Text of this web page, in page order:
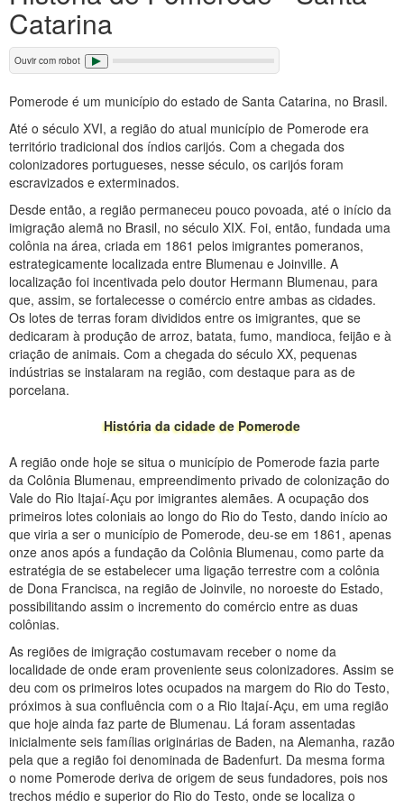
Catarina
Ouvir com robot
Pomerode é um município do estado de Santa Catarina, no Brasil.
Até o século XVI, a região do atual município de Pomerode era
território tradicional dos índios carijós. Com a chegada dos
colonizadores portugueses, nesse século, os carijós foram
escravizados e exterminados.
Desde então, a região permaneceu pouco povoada, até o início da
imigração alemã no Brasil, no século XIX. Foi, então, fundada uma
colônia na área, criada em 1861 pelos imigrantes pomeranos,
estrategicamente localizada entre Blumenau e Joinville. A
localização foi incentivada pelo doutor Hermann Blumenau, para
que, assim, se fortalecesse o comércio entre ambas as cidades.
Os lotes de terras foram divididos entre os imigrantes, que se
dedicaram à produção de arroz, batata, fumo, mandioca, feijão e à
criação de animais. Com a chegada do século XX, pequenas
indústrias se instalaram na região, com destaque para as de
porcelana.
História da cidade de Pomerode
A região onde hoje se situa o município de Pomerode fazia parte
da Colônia Blumenau, empreendimento privado de colonização do
Vale do Rio Itajaí-Açu por imigrantes alemães. A ocupação dos
primeiros lotes coloniais ao longo do Rio do Testo, dando início ao
que viria a ser o município de Pomerode, deu-se em 1861, apenas
onze anos após a fundação da Colônia Blumenau, como parte da
estratégia de se estabelecer uma ligação terrestre com a colônia
de Dona Francisca, na região de Joinvile, no noroeste do Estado,
possibilitando assim o incremento do comércio entre as duas
colônias.
As regiões de imigração costumavam receber o nome da
localidade de onde eram proveniente seus colonizadores. Assim se
deu com os primeiros lotes ocupados na margem do Rio do Testo,
próximos à sua confluência com o a Rio Itajaí-Açu, em uma região
que hoje ainda faz parte de Blumenau. Lá foram assentadas
inicialmente seis famílias originárias de Baden, na Alemanha, razão
pela que a região foi denominada de Badenfurt. Da mesma forma
o nome Pomerode deriva de origem de seus fundadores, pois nos
trechos médio e superior do Rio do Testo, onde se localiza o